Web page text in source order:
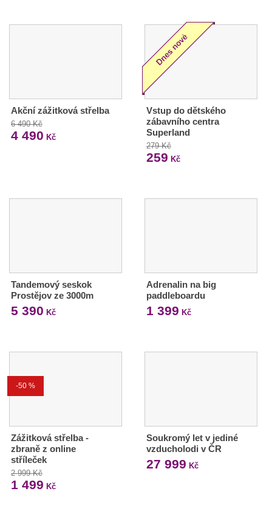
Akční zážitková střelba
6 490 Kč
4 490 Kč
Vstup do dětského
zábavního centra
Superland
279 Kč
259 Kč
Tandemový seskok
Prostějov ze 3000m
5 390 Kč
Adrenalin na big
paddleboardu
1 399 Kč
-50 %
Zážitková střelba -
zbraně z online
stříleček
2 999 Kč
1 499 Kč
Soukromý let v jediné
vzducholodi v ČR
27 999 Kč